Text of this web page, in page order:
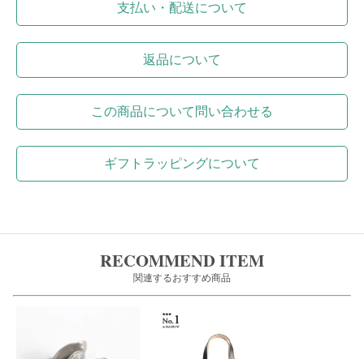
支払い・配送について
返品について
この商品について問い合わせる
ギフトラッピングについて
RECOMMEND ITEM
関連するおすすめ商品